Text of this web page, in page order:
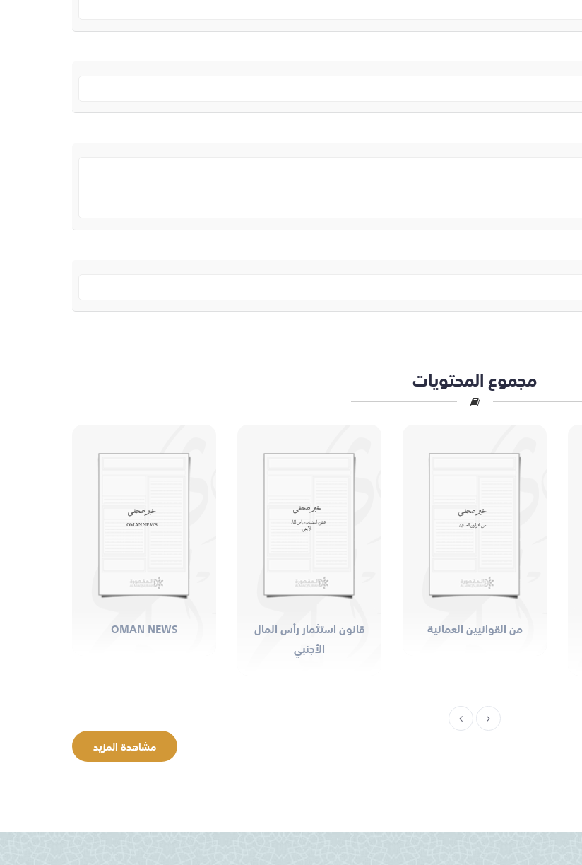
مجموع المحتويات
خبر صحفي
OMAN NEWS
OMAN NEWS
خبر صحفي
قانون استثمار رأس المال
الأجنبي
قانون استثمار رأس المال
الأجنبي
خبر صحفي
من القوانيين العمانية
من القوانيين العمانية
مشاهدة المزيد